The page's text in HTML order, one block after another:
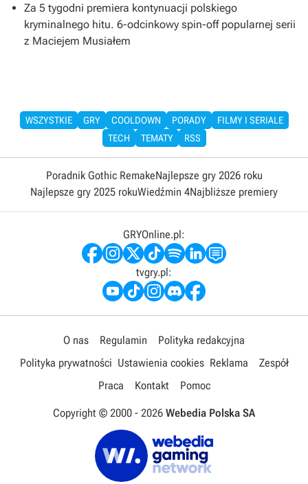
Za 5 tygodni premiera kontynuacji polskiego
kryminalnego hitu. 6-odcinkowy spin-off popularnej serii
z Maciejem Musiałem
WSZYSTKIE GRY COOLDOWN PORADY
FILMY I SERIALE
TECH
TEMATY RSS
Poradnik Gothic RemakeNajlepsze gry 2026 roku
Najlepsze gry 2025 rokuWiedźmin 4Najbliższe premiery
GRYOnline.pl:
tvgry.pl:
O nas Regulamin
Polityka redakcyjna
Polityka prywatności Ustawienia cookies Reklama
Zespół
Praca
Kontakt Pomoc
Copyright © 2000 - 2026 Webedia Polska SA